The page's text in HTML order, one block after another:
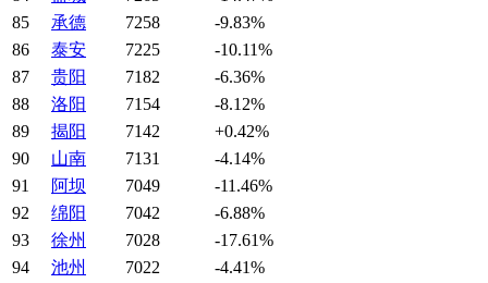
85
承德 7258
-9.83%
86
泰安 7225
-10.11%
87
贵阳 7182
-6.36%
88
洛阳 7154
-8.12%
89
揭阳 7142
+0.42%
90
山南 7131
-4.14%
91
阿坝 7049
-11.46%
92
绵阳 7042
-6.88%
93
徐州 7028
-17.61%
94
池州 7022
-4.41%